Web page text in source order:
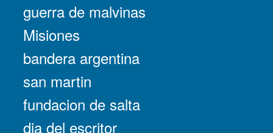
guerra de malvinas
Misiones
bandera argentina
san martin
fundacion de salta
dia del escritor